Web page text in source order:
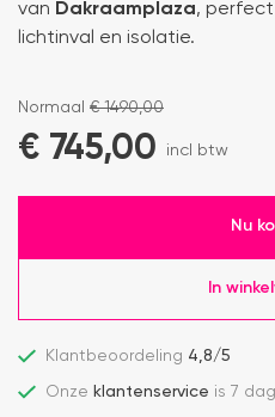
van Dakraamplaza,
lichtinval en isolatie.
Normaal €1490,00
€ 745,00 incl btw
Nu
In
Klantbeoordeling 4,8/5
Onze klantenservice is 7